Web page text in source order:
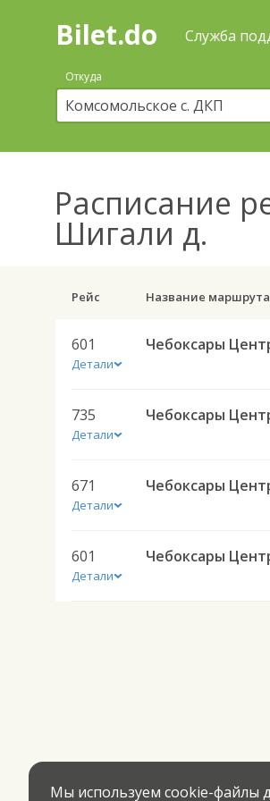
Поиск
покупка
билетов
автобус
онлайн
Bilet.do Служба
Откуда
Расписание
Шигали д.
Рейс Название маршрута
601
Детали
735
Детали
671
Детали
601
Детали
Мы используем cookie-файлы